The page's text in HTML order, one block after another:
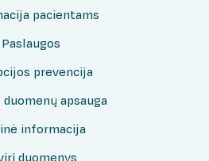
pacientams
Paslaugos
prevencija
apsauga
informacija
duomenys